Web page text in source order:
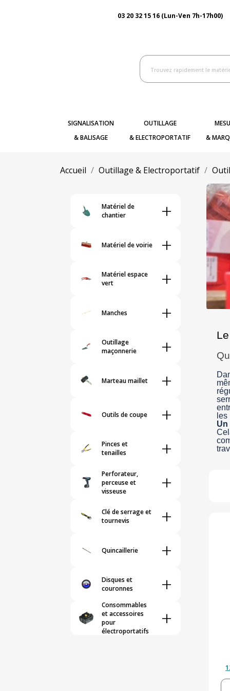
03 20 32 15 16 (Lun-Ven 7h-17h00)
SIGNALISATION
& BALISAGE
OUTILLAGE
& ELECTROPORTATIF
&
Accueil Outillage & Electroportatif
Matériel de
chantier
+
Matériel de voirie +
Matériel espace
vert
+
Manches +
Outillage
maçonnerie
+
Marteau maillet +
Outils de coupe +
Pinces et
tenailles
+
Perforateur,
perceuse et
visseuse
+
Clé de serrage et
tournevis
+
Quincaillerie +
Disques et
couronnes
+
Consommables
et accessoires
pour
électroportatifs
+
Un